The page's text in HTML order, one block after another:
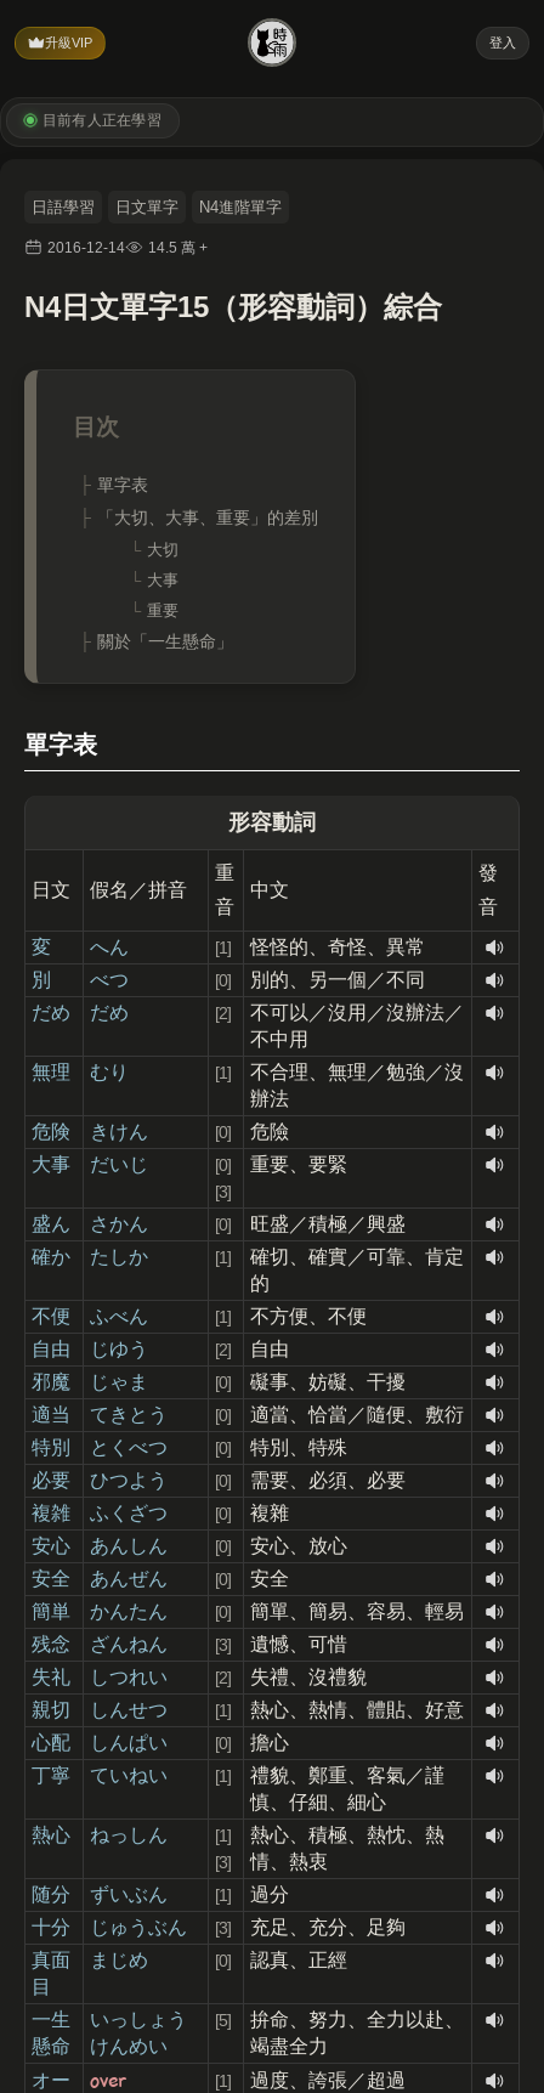
升級VIP 登入
目前有 人正在學習
日語學習 日文單字 N4進階單字
2016-12-14 14.5 萬 +
N4日文單字15（形容動詞）綜合
單字表
「大切、大事、重要」的差別
大切
大事
重要
關於「一生懸命」
單字表
形容動詞
日文 假名／拼音
重
音
中文
發
音
変
へん [1]
怪怪的、奇怪、異常
別
べつ [0]
別的、另一個／不同
だめ
だめ [2]
不可以／沒用／沒辦法／
不中用
無理
むり [1]
不合理、無理／勉強／沒
辦法
危険
きけん [0]
危險
大事
だいじ
[0]
[3]
重要、要緊
盛ん さかん [0]
旺盛／積極／興盛
確か
たしか [1]
確切、確實／可靠、肯定
的
不便
ふべん [1]
不方便、不便
自由
じゆう [2]
自由
邪魔
じゃま [0]
礙事、妨礙、干擾
適当
てきとう [0]
適當、恰當／隨便、敷衍
特別
とくべつ [0]
特別、特殊
必要
ひつよう [0]
需要、必須、必要
複雑
ふくざつ [0]
複雜
安心
あんしん [0]
安心、放心
安全
あんぜん [0]
安全
簡単
かんたん [0]
簡單、簡易、容易、輕易
残念
ざんねん [3]
遺憾、可惜
失礼
しつれい [2]
失禮、沒禮貌
親切
しんせつ [1]
熱心、熱情、體貼、好意
心配
しんぱい [0]
擔心
丁寧
ていねい [1]
禮貌、鄭重、客氣／謹
慎、仔細、細心
熱心
ねっしん
[1]
[3]
熱心、積極、熱忱、熱
情、熱衷
随分
ずいぶん [1]
過分
十分
じゅうぶん [3]
充足、充分、足夠
真面
目
まじめ [0] 認真、正經
一生
懸命
いっしょう
けんめい
[5]
拚命、努力、全力以赴、
竭盡全力
オー
over [1] 過度、誇張／超過